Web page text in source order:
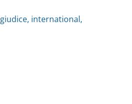
giudice, international,